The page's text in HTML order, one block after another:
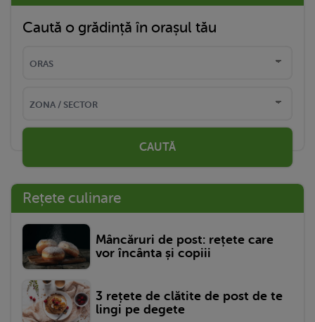
Caută o grădință în orașul tău
CAUTĂ
Rețete culinare
Mâncăruri de post: rețete care
vor încânta și copiii
3 rețete de clătite de post de te
lingi pe degete